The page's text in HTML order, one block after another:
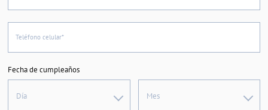
Teléfono celular*
Fecha de cumpleaños
Día Mes